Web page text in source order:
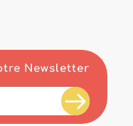
Newsletter